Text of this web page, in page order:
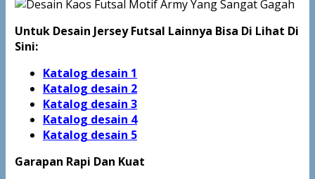
Untuk Desain Jersey Futsal Lainnya Bisa Di Lihat Di
Sini:
Katalog desain 1
Katalog desain 2
Katalog desain 3
Katalog desain 4
Katalog desain 5
Garapan Rapi Dan Kuat